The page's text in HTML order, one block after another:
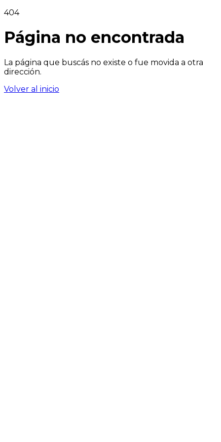
404
Página no encontrada
La página que buscás no existe o fue movida a otra
dirección.
Volver al inicio